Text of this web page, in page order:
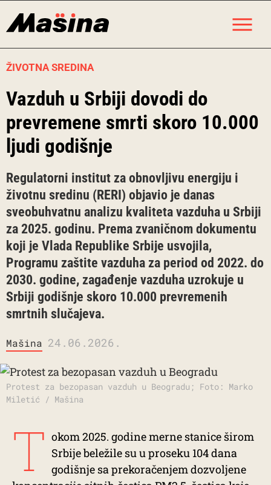
ŽIVOTNA SREDINA
Vazduh u Srbiji dovodi do
prevremene smrti skoro 10.000
ljudi godišnje
Regulatorni institut za obnovljivu energiju i
životnu sredinu (RERI) objavio je danas
sveobuhvatnu analizu kvaliteta vazduha u Srbiji
za 2025. godinu. Prema zvaničnom dokumentu
koji je Vlada Republike Srbije usvojila,
Programu zaštite vazduha za period od 2022. do
2030. godine, zagađenje vazduha uzrokuje u
Srbiji godišnje skoro 10.000 prevremenih
smrtnih slučajeva.
Mašina 24.06.2026.
Protest za bezopasan vazduh u Beogradu; Foto: Marko
Miletić / Mašina
T okom 2025. godine merne stanice širom
Srbije beležile su u proseku 104 dana
godišnje sa prekoračenjem dozvoljene